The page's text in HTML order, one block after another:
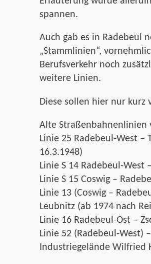
spannen.
Auch gab es in Radebeul
„Stammlinien“,
Berufsverkehr noch
weitere Linien.
Diese sollen hier nur kurz
Alte Straßenbahnenlinien
Linie 25 Radebeul-West –
16.3.1948)
Linie S 14 Radebeul-West
Linie S 15 Coswig –
Linie 13 (Coswig –
Leubnitz (ab 1974 nach
Linie 16 Radebeul-Ost –
Linie 52 (Radebeul-West)
Industriegelände Wilfried